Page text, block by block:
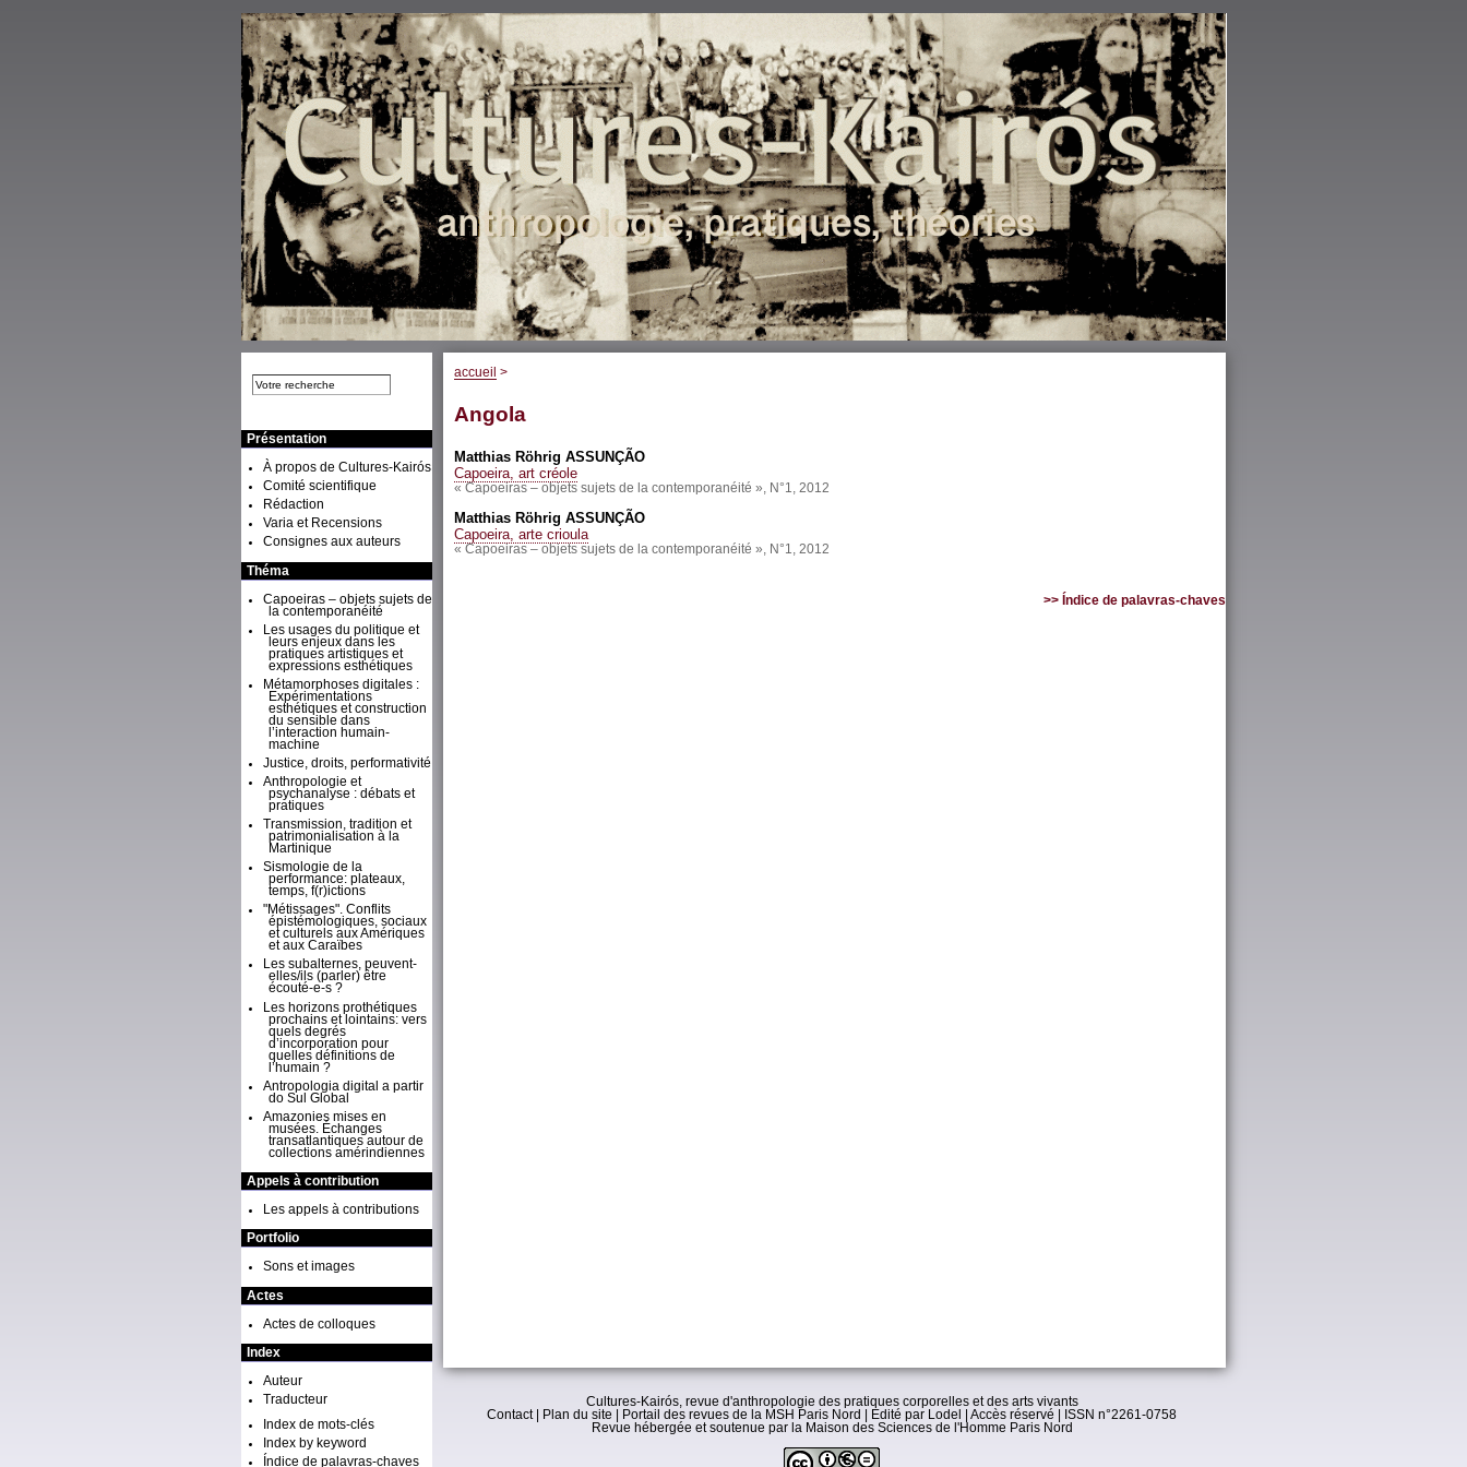
accueil >
Angola
Matthias Röhrig ASSUNÇÃO
Capoeira, art créole
« Capoeiras – objets sujets de la contemporanéité », N°1, 2012
Matthias Röhrig ASSUNÇÃO
Capoeira, arte crioula
« Capoeiras – objets sujets de la contemporanéité », N°1, 2012
>> Índice de palavras-chaves
Présentation
À propos de Cultures-Kairós
Comité scientifique
Rédaction
Varia et Recensions
Consignes aux auteurs
Théma
Capoeiras – objets sujets de
la contemporanéité
Les usages du politique et
leurs enjeux dans les
pratiques artistiques et
expressions esthétiques
Métamorphoses digitales :
Expérimentations
esthétiques et construction
du sensible dans
l’interaction humain-
machine
Justice, droits, performativité
Anthropologie et
psychanalyse : débats et
pratiques
Transmission, tradition et
patrimonialisation à la
Martinique
Sismologie de la
performance: plateaux,
temps, f(r)ictions
"Métissages". Conflits
épistémologiques, sociaux
et culturels aux Amériques
et aux Caraïbes
Les subalternes, peuvent-
elles/ils (parler) être
écouté-e-s ?
Les horizons prothétiques
prochains et lointains: vers
quels degrés
d’incorporation pour
quelles définitions de
l’humain ?
Antropologia digital a partir
do Sul Global
Amazonies mises en
musées. Échanges
transatlantiques autour de
collections amérindiennes
Appels à contribution
Les appels à contributions
Portfolio
Sons et images
Actes
Actes de colloques
Index
Auteur
Traducteur
Index de mots-clés
Index by keyword
Índice de palavras-chaves
Cultures-Kairós, revue d'anthropologie des pratiques corporelles et des arts vivants
Contact| Plan du site Portail des revues de la MSH Paris Nord Edité par Lodel Accès réservé | ISSN n°2261-0758
Revue hébergée et soutenue par la Maison des Sciences de l'Homme Paris Nord